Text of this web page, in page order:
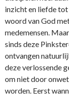
inzicht en liefde
woord van God
medemensen.
sinds deze
ontvangen
deze verlossende
om niet door
worden. Eerst